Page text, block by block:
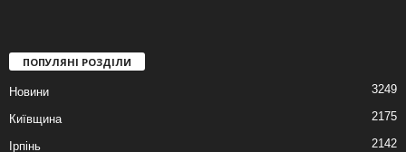
ПОПУЛЯНІ РОЗДІЛИ
Новини 3249
Київщина 2175
Ірпінь 2142